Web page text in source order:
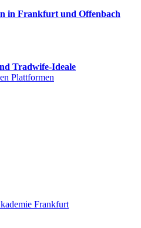
in Frankfurt und Offenbach
Tradwife-Ideale
Plattformen
Frankfurt